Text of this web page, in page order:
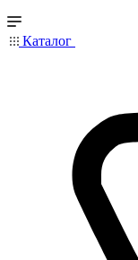
Каталог